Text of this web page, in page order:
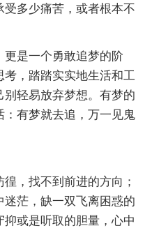
多少痛苦，或者根本不
是一个勇敢追梦的阶
，踏踏实实地生活和工
轻易放弃梦想。有梦的
：有梦就去追，万一见鬼
，找不到前进的方向；
茫，缺一双飞离困惑的
或是听取的胆量，心中